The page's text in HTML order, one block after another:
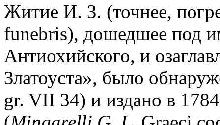
Житие И. З. (точнее,
funebris), дошедшее под
Антиохийского, и
Златоуста», было
gr. VII 34) и издано в